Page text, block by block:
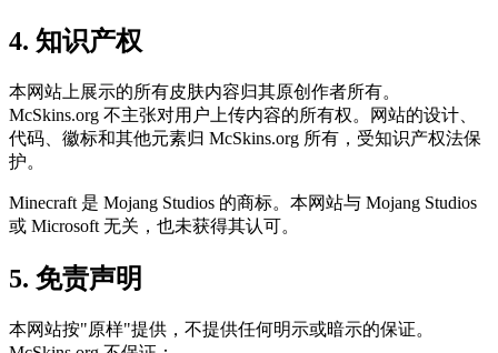
4. 知识产权
本网站上展示的所有皮肤内容归其原创作者所有。
McSkins.org 不主张对用户上传内容的所有权。网站的设计、
代码、徽标和其他元素归 McSkins.org 所有，受知识产权法保
护。
Minecraft 是 Mojang Studios 的商标。本网站与 Mojang Studios
或 Microsoft 无关，也未获得其认可。
5. 免责声明
本网站按"原样"提供，不提供任何明示或暗示的保证。